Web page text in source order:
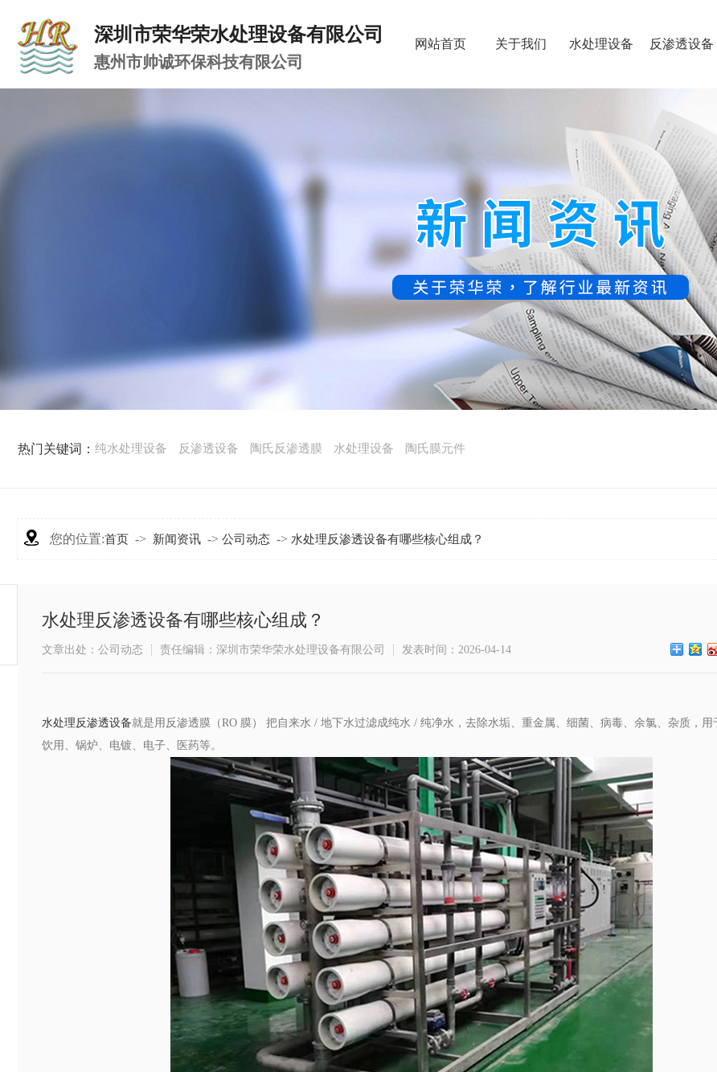
深圳市荣华荣水处理设备有限公司
惠州市帅诚环保科技有限公司
网站首页 关于我们 水处理设备 反渗透设备
热门关键词： 纯水处理设备 反渗透设备 陶氏反渗透膜 水处理设备 陶氏膜元件
您的位置:首页 -> 新闻资讯 -> 公司动态 -> 水处理反渗透设备有哪些核心组成？
水处理反渗透设备有哪些核心组成？
文章出处：公司动态 责任编辑：深圳市荣华荣水处理设备有限公司 发表时间：2026-04-14
水处理反渗透设备就是用反渗透膜（RO 膜） 把自来水 / 地下水过滤成纯水 / 纯净水，去除水垢、重金属、细菌、病毒、余氯、杂质，用
饮用、锅炉、电镀、电子、医药等。